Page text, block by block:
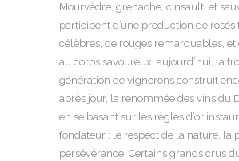
Mourvèdre, grenache, cinsault, et
participent d’une production de rosés
célèbres, de rouges remarquables, et
au corps savoureux. aujourd’hui, la
génération de vignerons construit
après jour, la renommée des vins du
en se basant sur les règles d’or
fondateur : le respect de la nature, la
persévérance. Certains grands crus